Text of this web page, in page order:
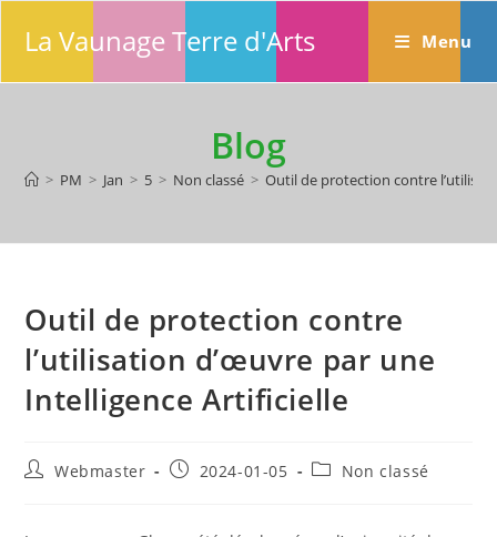
La Vaunage Terre d'Arts Menu
Blog
> PM > Jan > 5 > Non classé > Outil de protection contre
Outil de protection contre
l’utilisation d’œuvre par une
Intelligence Artificielle
Auteur/autrice
publication :
Webmaster
Publication
2024-01-05
PostNon classé